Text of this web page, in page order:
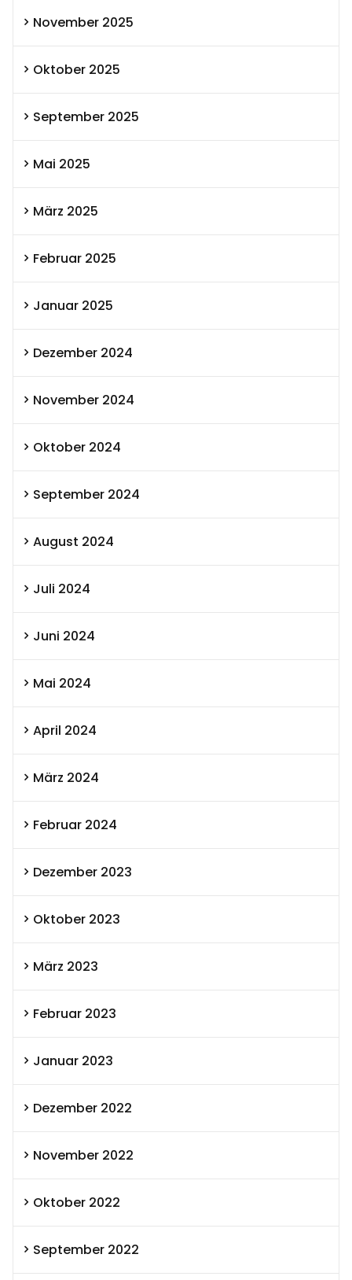
November 2025
Oktober 2025
September 2025
Mai 2025
März 2025
Februar 2025
Januar 2025
Dezember 2024
November 2024
Oktober 2024
September 2024
August 2024
Juli 2024
Juni 2024
Mai 2024
April 2024
März 2024
Februar 2024
Dezember 2023
Oktober 2023
März 2023
Februar 2023
Januar 2023
Dezember 2022
November 2022
Oktober 2022
September 2022